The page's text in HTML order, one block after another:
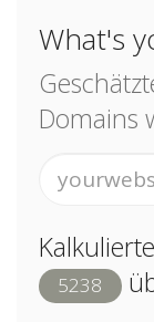
What's
Domains
5238